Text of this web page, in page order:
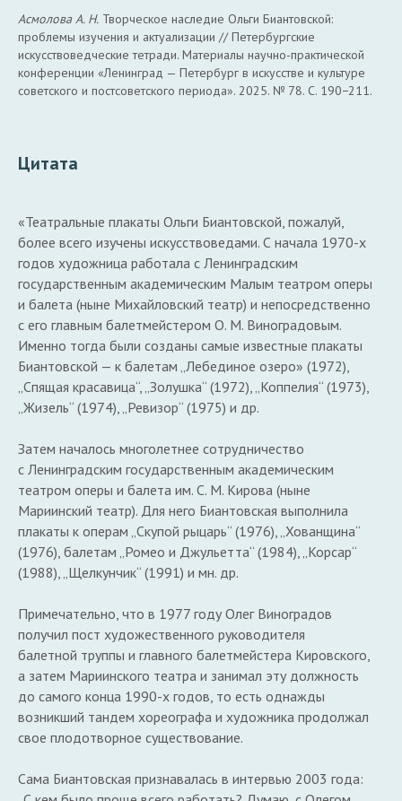
Асмолова А. Н. Творческое наследие Ольги Биантовской:
проблемы изучения и актуализации // Петербургские
искусствоведческие тетради. Материалы научно-практической
конференции «Ленинград — Петербург в искусстве и культуре
советского и постсоветского периода». 2025. № 78. С. 190−211.
Цитата
«Театральные плакаты Ольги Биантовской, пожалуй,
более всего изучены искусствоведами. С начала 1970-х
годов художница работала с Ленинградским
государственным академическим Малым театром оперы
и балета (ныне Михайловский театр) и непосредственно
с его главным балетмейстером О. М. Виноградовым.
Именно тогда были созданы самые известные плакаты
Биантовской — к балетам „Лебединое озеро» (1972),
„Спящая красавица“, „Золушка“ (1972), „Коппелия“ (1973),
„Жизель“ (1974), „Ревизор“ (1975) и др.
Затем началось многолетнее сотрудничество
с Ленинградским государственным академическим
театром оперы и балета им. С. М. Кирова (ныне
Мариинский театр). Для него Биантовская выполнила
плакаты к операм „Скупой рыцарь“ (1976), „Хованщина“
(1976), балетам „Ромео и Джульетта“ (1984), „Корсар“
(1988), „Щелкунчик“ (1991) и мн. др.
Примечательно, что в 1977 году Олег Виноградов
получил пост художественного руководителя
балетной труппы и главного балетмейстера Кировского,
а затем Мариинского театра и занимал эту должность
до самого конца 1990-х годов, то есть однажды
возникший тандем хореографа и художника продолжал
свое плодотворное существование.
Сама Биантовская признавалась в интервью 2003 года: